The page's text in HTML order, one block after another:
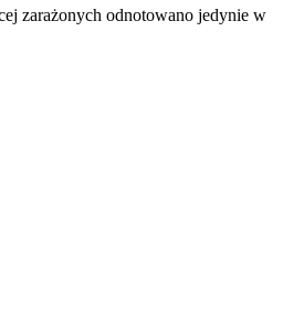
zarażonych odnotowano jedynie w